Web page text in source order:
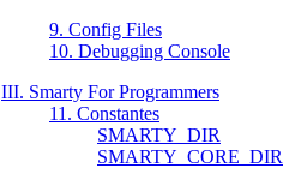
9. Config Files
10. Debugging Console
III. Smarty For Programmers
11. Constantes
SMARTY_DIR
SMARTY_CORE_DIR